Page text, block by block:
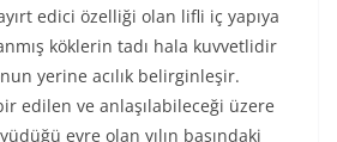
edici özelliği olan lifli iç yapıya
köklerin tadı hala kuvvetlidir
yerine acılık belirginleşir.
edilen ve anlaşılabileceği üzere
evre olan yılın başındaki